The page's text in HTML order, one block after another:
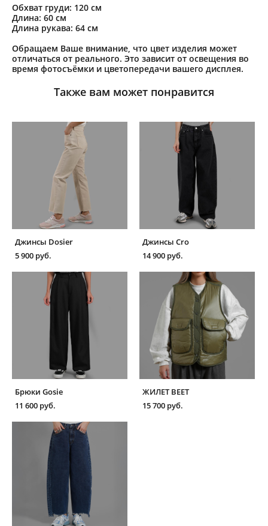
Обхват груди: 120 см
Длина: 60 см
Длина рукава: 64 см
Обращаем Ваше внимание, что цвет изделия может
отличаться от реального. Это зависит от освещения во
время фотосъёмки и цветопередачи вашего дисплея.
Также вам может понравится
Джинсы Dosier
5 900 pуб.
Джинсы Cro
14 900 pуб.
Брюки Gosie
11 600 pуб.
ЖИЛЕТ BEET
15 700 pуб.